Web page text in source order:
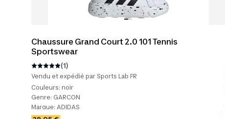
Chaussure Grand Court 2.0 101 Tennis
Sportswear
(1)
Vendu et expédié par Sports Lab FR
Couleurs: noir
Genre: GARCON
Marque: ADIDAS